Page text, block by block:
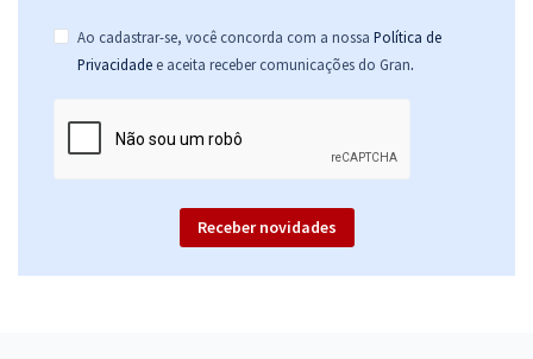
Ao cadastrar-se, você concorda com a nossa Política de
Privacidade e aceita receber comunicações do Gran.
Receber novidades